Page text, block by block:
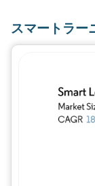
スマートラー